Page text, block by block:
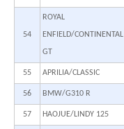
54
ROYAL
ENFIELD/CONTINENTAL
GT
55 APRILIA/CLASSIC
56 BMW/G310 R
57 HAOJUE/LINDY 125